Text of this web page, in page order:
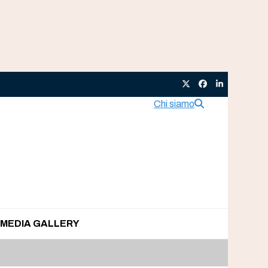
TwitterFacebook
LinkedIn
Chi siamo
MEDIA GALLERY